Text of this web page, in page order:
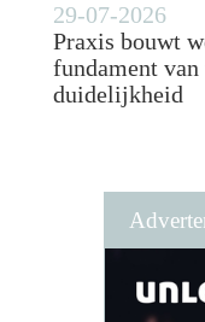
29-07-2026
Praxis bouwt
fundament
duidelijkheid